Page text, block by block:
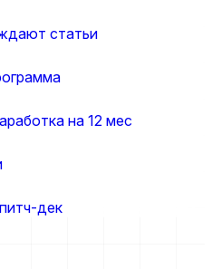
статьи
на 12 мес
дек